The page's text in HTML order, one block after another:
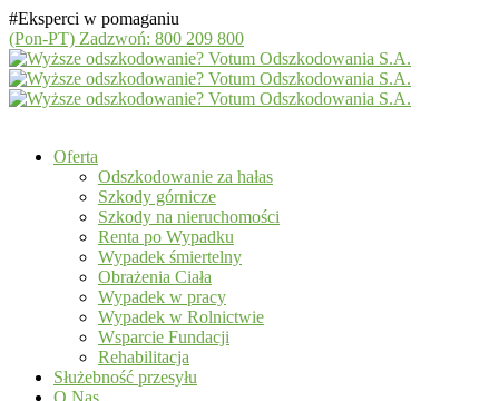
#Eksperci w pomaganiu
(Pon-PT) Zadzwoń: 800 209 800
Oferta
Odszkodowanie za hałas
Szkody górnicze
Szkody na nieruchomości
Renta po Wypadku
Wypadek śmiertelny
Obrażenia Ciała
Wypadek w pracy
Wypadek w Rolnictwie
Wsparcie Fundacji
Rehabilitacja
Służebność przesyłu
O Nas